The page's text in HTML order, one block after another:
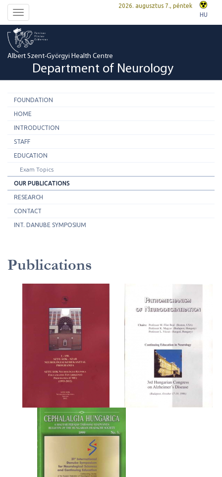
Toggle
navigation
2026. augusztus 7., péntek
HU
Albert Szent-Györgyi Health Centre
Department of Neurology
FOUNDATION
HOME
INTRODUCTION
STAFF
EDUCATION
Exam Topics
OUR PUBLICATIONS
RESEARCH
CONTACT
INT. DANUBE SYMPOSIUM
Publications